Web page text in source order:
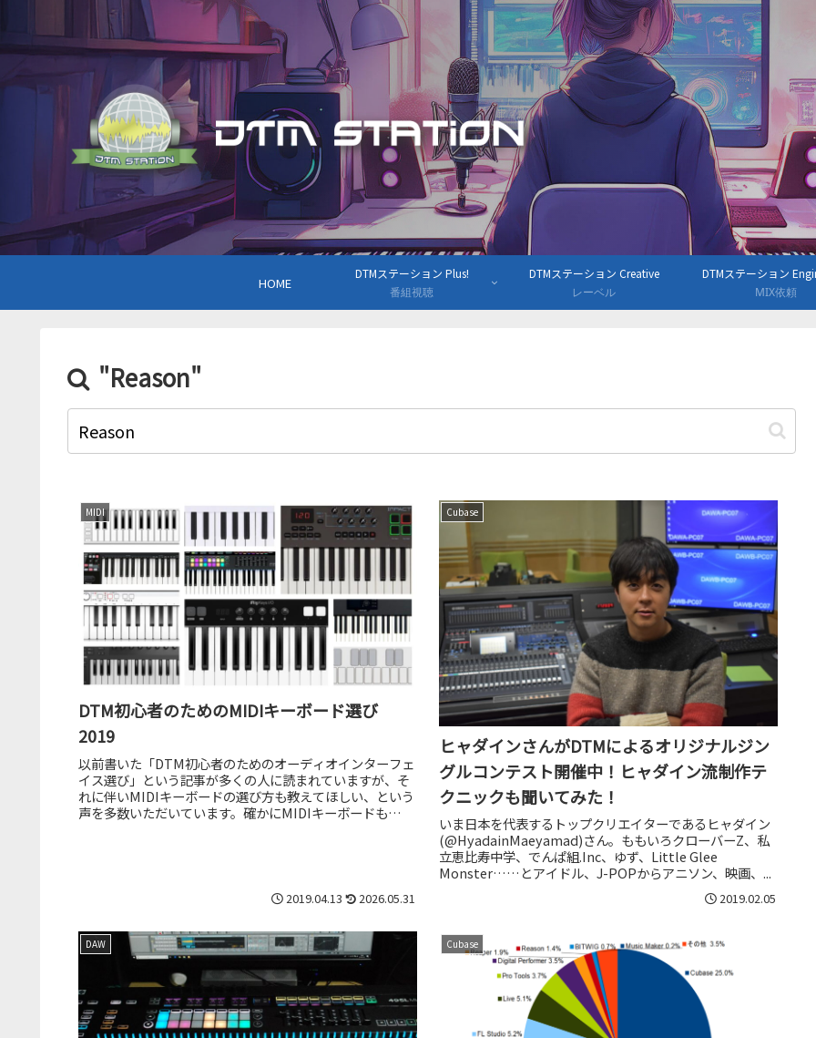
HOME
DTMステーション Plus!
番組視聴
DTMステーション Creative
レーベル
DTMステーション
MIX依頼
"Reason"
MIDI
DTM初心者のためのMIDIキーボード選び
2019
以前書いた「DTM初心者のためのオーディオインターフェ
イス選び」という記事が多くの人に読まれていますが、そ
れに伴いMIDIキーボードの選び方も教えてほしい、という
声を多数いただいています。確かにMIDIキーボードも
2019.04.13 2026.05.31
Cubase
ヒャダインさんがDTMによるオリジナルジン
グルコンテスト開催中！ヒャダイン流制作テ
クニックも聞いてみた！
いま日本を代表するトップクリエイターであるヒャダイン
(@HyadainMaeyamad)さん。ももいろクローバーZ、私
立恵比寿中学、でんぱ組.Inc、ゆず、Little Glee
Monster……とアイドル、J-POPからアニソン、映画、...
2019.02.05
DAW Cubase